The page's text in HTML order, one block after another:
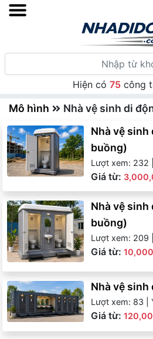
Hiện có 75công
Mô hình
Nhà vệ sinh di
Nhà vệ sinh
buồng)
Lượt xem: 232
Giá từ:
Nhà vệ sinh
buồng)
Lượt xem: 209
Giá từ:
Nhà vệ
Lượt xem: 83 |
Giá từ: